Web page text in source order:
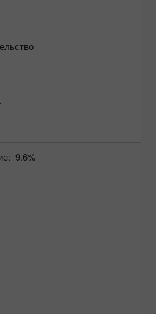
9.6%